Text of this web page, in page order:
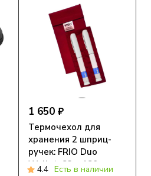
1 650 ₽
Термочехол для
хранения 2 шприц-
ручек: FRIO Duo
Wallet, 83 x 180 мм
4.4 Есть в наличии